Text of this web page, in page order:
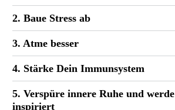
2. Baue Stress ab
3. Atme besser
4. Stärke Dein Immunsystem
5. Verspüre innere Ruhe und werde
inspiriert